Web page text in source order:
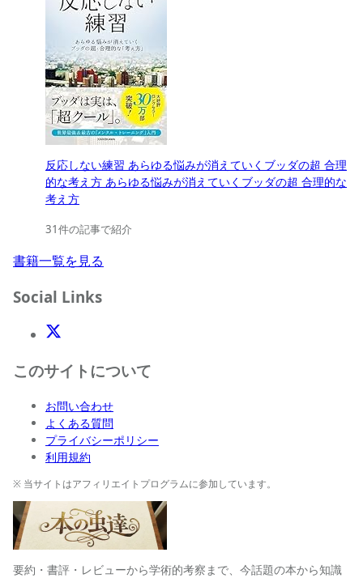
反応しない練習 あらゆる悩みが消えていくブッダの超 合理
的な考え方 あらゆる悩みが消えていくブッダの超 合理的な
考え方
31件の記事で紹介
書籍一覧を見る
Social Links
X(Twitter)
このサイトについて
お問い合わせ
よくある質問
プライバシーポリシー
利用規約
※ 当サイトはアフィリエイトプログラムに参加しています。
要約・書評・レビューから学術的考察まで、今話題の本から知識